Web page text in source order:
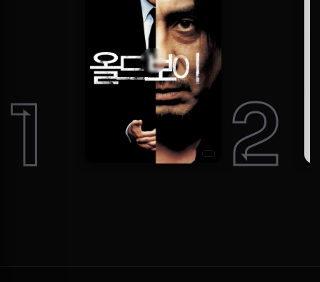
1 2